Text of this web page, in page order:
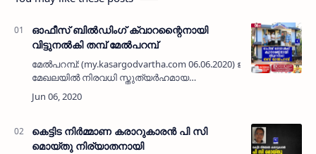
ഓഫീസ് ബില്‍ഡിംഗ് ക്വാറന്റൈനായി
വിട്ടുനല്‍കി തമ്പ് മേല്‍പറമ്പ്
മേല്‍പറമ്പ്: (my.kasargodvartha.com 06.06.2020) ജീവകാരുണ്യ
മേഖലയില്‍ നിരവധി സ്തുത്യര്‍ഹമായ
സേവനങ്ങള്‍ നടത്തി വരുന്ന തമ്പ് മേല്‍പ്പറമ്പ്
തങ്ങളുടെ ഇരു നിലകളുള്ള ഓഫീസ…
കെട്ടിട നിര്‍മ്മാണ കരാറുകാരന്‍ പി സി
മൊയ്തു നിര്യാതനായി